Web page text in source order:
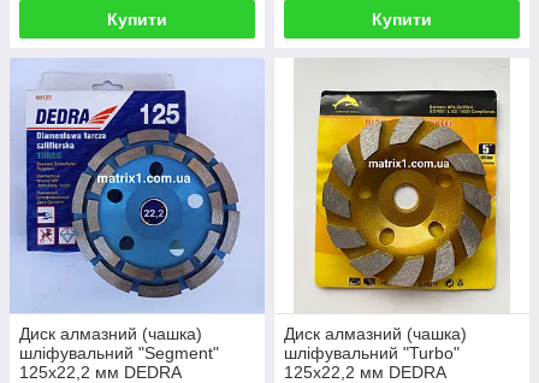
Купити Купити
Диск алмазний (чашка)
шліфувальний "Segment"
125х22,2 мм DEDRA
Диск алмазний (чашка)
шліфувальний "Turbo"
125х22,2 мм DEDRA